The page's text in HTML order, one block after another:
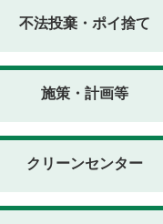
不法投棄・ポイ捨て
施策・計画等
クリーンセンター